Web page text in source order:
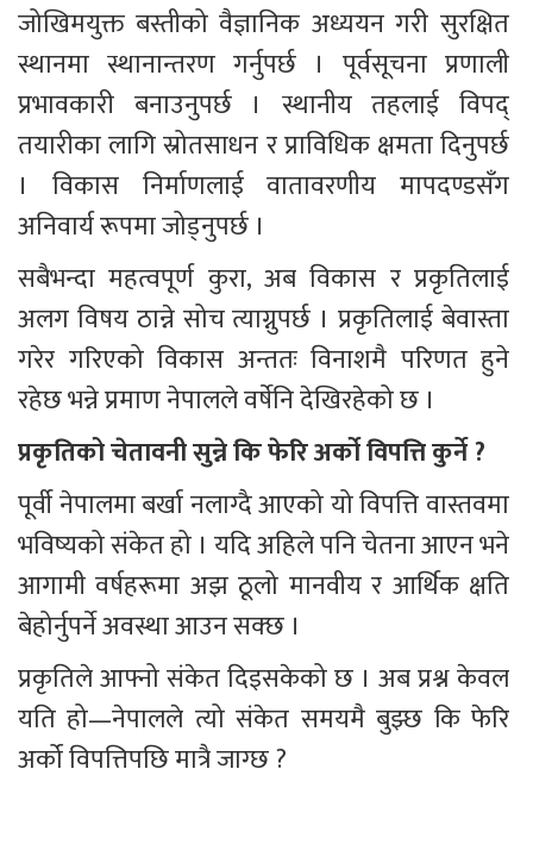
जोखिमयुक्त बस्तीको वैज्ञानिक अध्ययन गरी सुरक्षित
स्थानमा स्थानान्तरण गर्नुपर्छ । पूर्वसूचना प्रणाली
प्रभावकारी बनाउनुपर्छ । स्थानीय तहलाई विपद्
तयारीका लागि स्रोतसाधन र प्राविधिक क्षमता दिनुपर्छ
। विकास निर्माणलाई वातावरणीय मापदण्डसँग
अनिवार्य रूपमा जोड्नुपर्छ ।
सबैभन्दा महत्वपूर्ण कुरा, अब विकास र प्रकृतिलाई
अलग विषय ठान्ने सोच त्याग्नुपर्छ । प्रकृतिलाई बेवास्ता
गरेर गरिएको विकास अन्ततः विनाशमै परिणत हुने
रहेछ भन्ने प्रमाण नेपालले वर्षेनि देखिरहेको छ ।
प्रकृतिको चेतावनी सुन्ने कि फेरि अर्को विपत्ति कुर्ने ?
पूर्वी नेपालमा बर्खा नलाग्दै आएको यो विपत्ति वास्तवमा
भविष्यको संकेत हो । यदि अहिले पनि चेतना आएन भने
आगामी वर्षहरूमा अझ ठूलो मानवीय र आर्थिक क्षति
बेहोर्नुपर्ने अवस्था आउन सक्छ ।
प्रकृतिले आफ्नो संकेत दिइसकेको छ । अब प्रश्न केवल
यति हो—नेपालले त्यो संकेत समयमै बुझ्छ कि फेरि
अर्को विपत्तिपछि मात्रै जाग्छ ?